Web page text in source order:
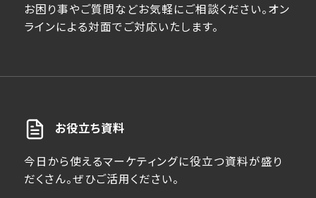
お困り事やご質問などお気軽にご相談ください。オン
ラインによる対面でご対応いたします。
お役立ち資料
今日から使えるマーケティングに役立つ資料が盛り
だくさん。ぜひご活用ください。